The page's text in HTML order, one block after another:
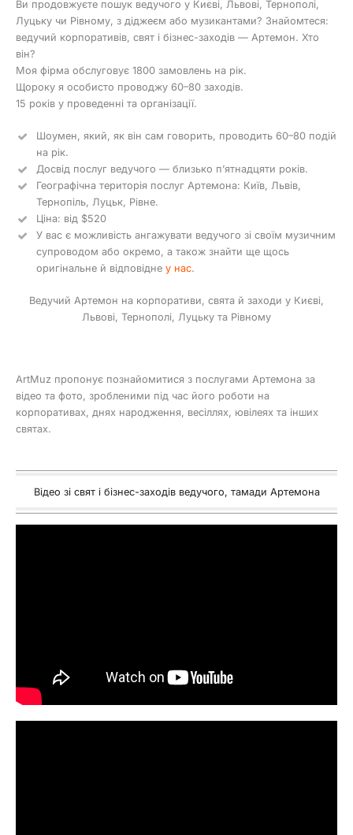
Ви продовжуєте пошук ведучого у Києві, Львові, Тернополі,
Луцьку чи Рівному, з діджеєм або музикантами? Знайомтеся:
ведучий корпоративів, свят і бізнес-заходів — Артемон. Хто
він?
Моя фірма обслуговує 1800 замовлень на рік.
Щороку я особисто проводжу 60–80 заходів.
15 років у проведенні та організації.
Шоумен, який, як він сам говорить, проводить 60–80 подій
на рік.
Досвід послуг ведучого — близько п’ятнадцяти років.
Географічна територія послуг Артемона: Київ, Львів,
Тернопіль, Луцьк, Рівне.
Ціна: від $520
У вас є можливість ангажувати ведучого зі своїм музичним
супроводом або окремо, а також знайти ще щось
оригінальне й відповідне у нас.
Ведучий Артемон на корпоративи, свята й заходи у Києві,
Львові, Тернополі, Луцьку та Рівному
ArtMuz пропонує познайомитися з послугами Артемона за
відео та фото, зробленими під час його роботи на
корпоративах, днях народження, весіллях, ювілеях та інших
святах.
Відео зі свят і бізнес-заходів ведучого, тамади Артемона